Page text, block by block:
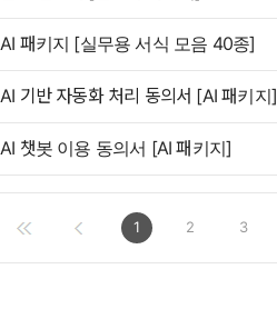
AI 패키지 [실무용 서식 모음 40종]
AI 기반 자동화 처리 동의서 [AI 패키지]
AI 챗봇 이용 동의서 [AI 패키지]
1 2 3